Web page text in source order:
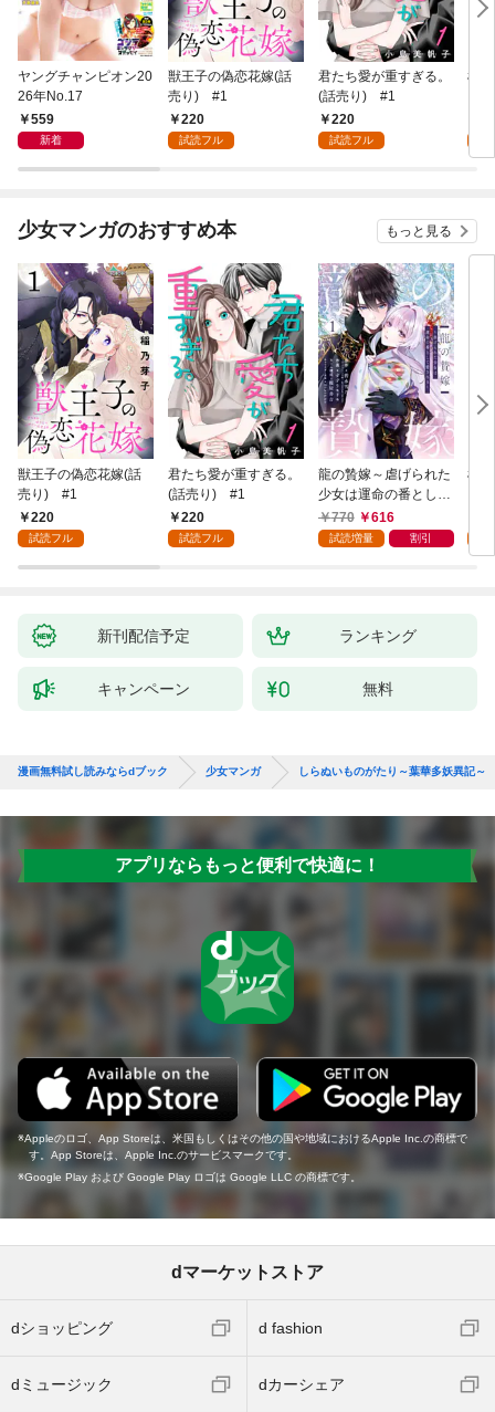
ヤングチャンピオン20
26年No.17
559
新着
獣王子の偽恋花嫁(話
売り) #1
220
試読フル
君たち愛が重すぎる。
(話売り) #1
220
試読フル
桜
少女マンガのおすすめ本 もっと見る
獣王子の偽恋花嫁(話
売り) #1
220
試読フル
君たち愛が重すぎる。
(話売り) #1
220
試読フル
龍の贄嫁～虐げられた
少女は運命の番として
愛される～ 1巻
770 616
試読増量 割引
桜
新刊配信予定 ランキング
キャンペーン 無料
漫画無料試し読みならdブック 少女マンガ しらぬいものがたり～葉華多妖異記～
アプリならもっと便利で快適に！
Appleのロゴ、App Storeは、米国もしくはその他の国や地域におけるApple Inc.の商標で
す。App Storeは、Apple Inc.のサービスマークです。
Google Play および Google Play ロゴは Google LLC の商標です。
dマーケットストア
dショッピング d fashion
dミュージック dカーシェア